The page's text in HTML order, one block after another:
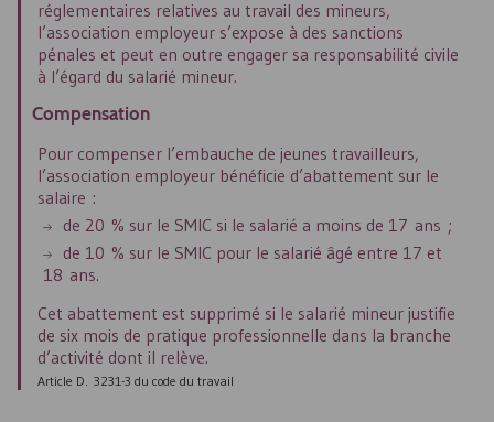
réglementaires relatives au travail des mineurs,
l’association employeur s’expose à des sanctions
pénales et peut en outre engager sa responsabilité civile
à l’égard du salarié mineur.
Compensation
Pour compenser l’embauche de jeunes travailleurs,
l’association employeur bénéficie d’abattement sur le
salaire :
de 20 % sur le SMIC si le salarié a moins de 17 ans ;
de 10 % sur le SMIC pour le salarié âgé entre 17 et
18 ans.
Cet abattement est supprimé si le salarié mineur justifie
de six mois de pratique professionnelle dans la branche
d’activité dont il relève.
Article D. 3231-3 du code du travail